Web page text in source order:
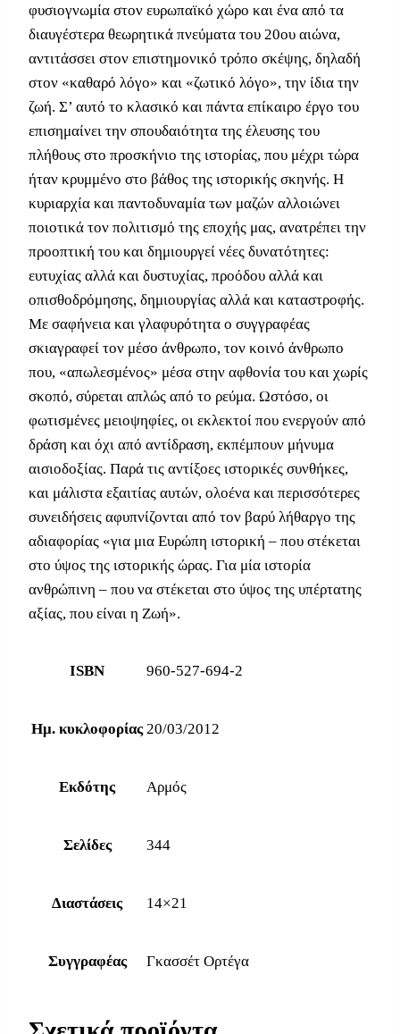
φυσιογνωμία στον ευρωπαϊκό χώρο και ένα από τα
διαυγέστερα θεωρητικά πνεύματα του 20ου αιώνα,
αντιτάσσει στον επιστημονικό τρόπο σκέψης, δηλαδή
στον «καθαρό λόγο» και «ζωτικό λόγο», την ίδια την
ζωή. Σ’ αυτό το κλασικό και πάντα επίκαιρο έργο του
επισημαίνει την σπουδαιότητα της έλευσης του
πλήθους στο προσκήνιο της ιστορίας, που μέχρι τώρα
ήταν κρυμμένο στο βάθος της ιστορικής σκηνής. Η
κυριαρχία και παντοδυναμία των μαζών αλλοιώνει
ποιοτικά τον πολιτισμό της εποχής μας, ανατρέπει την
προοπτική του και δημιουργεί νέες δυνατότητες:
ευτυχίας αλλά και δυστυχίας, προόδου αλλά και
οπισθοδρόμησης, δημιουργίας αλλά και καταστροφής.
Με σαφήνεια και γλαφυρότητα ο συγγραφέας
σκιαγραφεί τον μέσο άνθρωπο, τον κοινό άνθρωπο
που, «απωλεσμένος» μέσα στην αφθονία του και χωρίς
σκοπό, σύρεται απλώς από το ρεύμα. Ωστόσο, οι
φωτισμένες μειοψηφίες, οι εκλεκτοί που ενεργούν από
δράση και όχι από αντίδραση, εκπέμπουν μήνυμα
αισιοδοξίας. Παρά τις αντίξοες ιστορικές συνθήκες,
και μάλιστα εξαιτίας αυτών, ολοένα και περισσότερες
συνειδήσεις αφυπνίζονται από τον βαρύ λήθαργο της
αδιαφορίας «για μια Ευρώπη ιστορική – που στέκεται
στο ύψος της ιστορικής ώρας. Για μία ιστορία
ανθρώπινη – που να στέκεται στο ύψος της υπέρτατης
αξίας, που είναι η Ζωή».
ISBN 960-527-694-2
Ημ. κυκλοφορίας 20/03/2012
Εκδότης Αρμός
Σελίδες 344
Διαστάσεις 14×21
Συγγραφέας Γκασσέτ Ορτέγα